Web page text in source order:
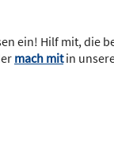
ein! Hilf mit, die
mach mitin